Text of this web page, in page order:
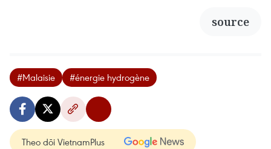
source
#Malaisie #énergie hydrogène
Theo dõi VietnamPlus